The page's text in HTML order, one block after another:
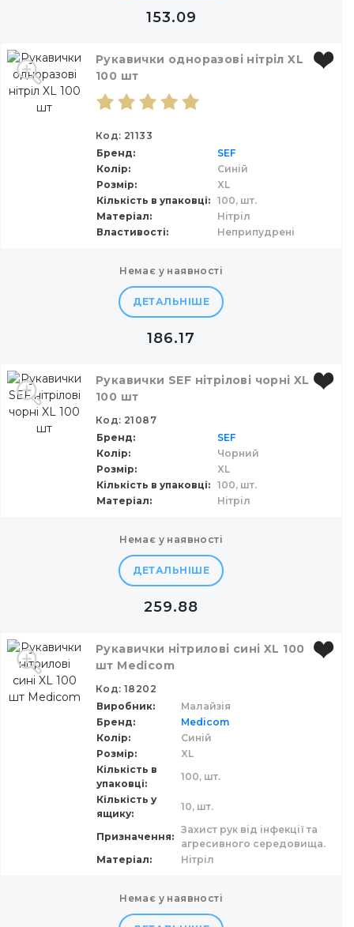
153.09
Рукавички одноразові нітріл XL
100 шт
Код: 21133
Бренд
SEF
Колір
Синій
Розмір
XL
Кількість в упаковці
100, шт.
Матеріал
Нітріл
Властивості
Неприпудрені
немає у наявності
ДЕТАЛЬНІШЕ
186.17
Рукавички SEF нітрілові чорні XL
100 шт
Код: 21087
Бренд
SEF
Колір
Чорний
Розмір
XL
Кількість в упаковці
100, шт.
Матеріал
Нітріл
немає у наявності
ДЕТАЛЬНІШЕ
259.88
Рукавички нітрилові сині XL 100
шт Medicom
Код: 18202
Виробник
Малайзія
Бренд
Medicom
Колір
Синій
Розмір
XL
Кількість в
упаковці
100, шт.
Кількість у
ящику
10, шт.
Призначення
Захист рук від інфекції та
агресивного середовища.
Матеріал
Нітріл
немає у наявності